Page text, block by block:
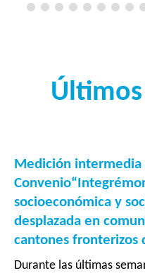
Medición intermedia
socioeconómica y
desplazada en
cantones fronterizos
Durante las últimas